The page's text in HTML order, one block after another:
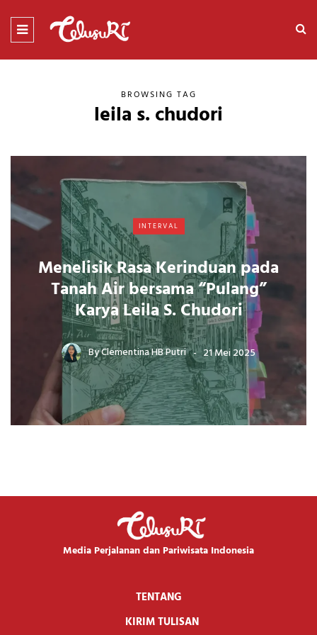
BROWSING TAG
leila s. chudori
INTERVAL
Menelisik Rasa Kerinduan pada
Tanah Air bersama “Pulang”
Karya Leila S. Chudori
ByClementina HB Putri 21 Mei 2025
Media Perjalanan dan Pariwisata Indonesia
TENTANG
KIRIM TULISAN